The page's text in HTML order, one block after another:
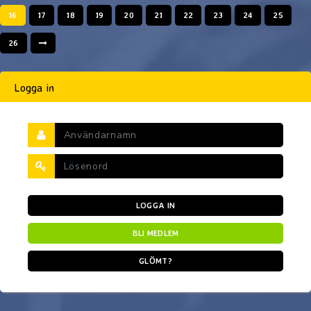
16 17 18 19 20 21 22 23 24 25
26
Logga in
LOGGA IN
BLI MEDLEM
GLÖMT?